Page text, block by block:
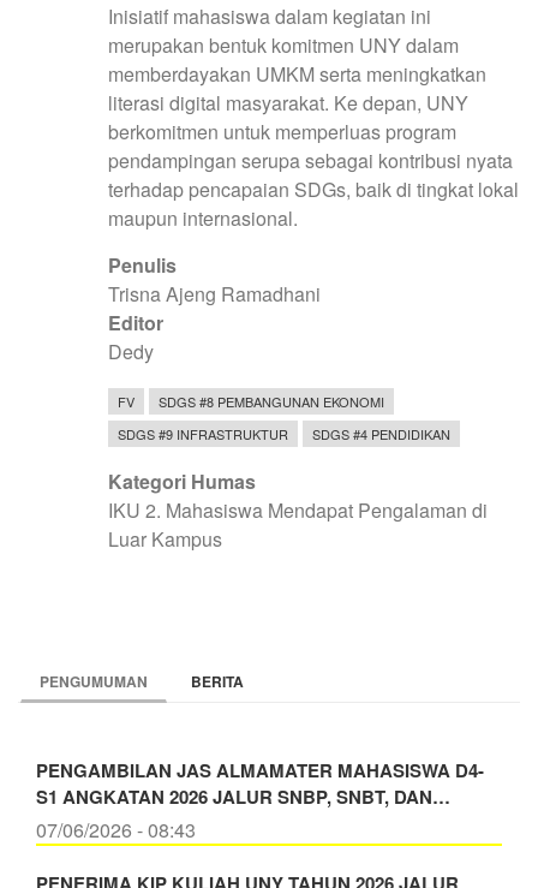
Inisiatif mahasiswa dalam kegiatan ini
merupakan bentuk komitmen UNY dalam
memberdayakan UMKM serta meningkatkan
literasi digital masyarakat. Ke depan, UNY
berkomitmen untuk memperluas program
pendampingan serupa sebagai kontribusi nyata
terhadap pencapaian SDGs, baik di tingkat lokal
maupun internasional.
Penulis
Trisna Ajeng Ramadhani
Editor
Dedy
FV
SDGS #8 PEMBANGUNAN EKONOMI
SDGS #9 INFRASTRUKTUR
SDGS #4 PENDIDIKAN
Kategori Humas
IKU 2. Mahasiswa Mendapat Pengalaman di
Luar Kampus
PENGUMUMAN BERITA
PENGAMBILAN JAS ALMAMATER MAHASISWA D4-
S1 ANGKATAN 2026 JALUR SNBP, SNBT, DAN…
07/06/2026 - 08:43